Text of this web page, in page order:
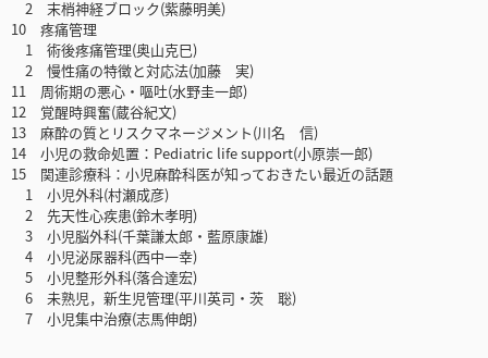
2 末梢神経ブロック(紫藤明美)
10 疼痛管理
1 術後疼痛管理(奥山克巳)
2 慢性痛の特徴と対応法(加藤 実)
11 周術期の悪心・嘔吐(水野圭一郎)
12 覚醒時興奮(蔵谷紀文)
13 麻酔の質とリスクマネージメント(川名 信)
14 小児の救命処置：Pediatric life support(小原崇一郎)
15 関連診療科：小児麻酔科医が知っておきたい最近の話題
1 小児外科(村瀬成彦)
2 先天性心疾患(鈴木孝明)
3 小児脳外科(千葉謙太郎・藍原康雄)
4 小児泌尿器科(西中一幸)
5 小児整形外科(落合達宏)
6 未熟児，新生児管理(平川英司・茨 聡)
7 小児集中治療(志馬伸朗)